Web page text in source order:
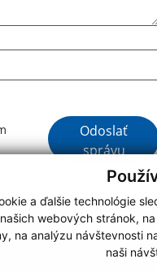
a ďalšie technológie
webových stránok,
na analýzu návštevnosti
naši
Google reCaptcha
Odoslať
správu